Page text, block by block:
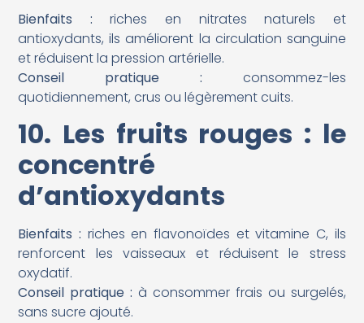
Bienfaits : riches en nitrates naturels et
antioxydants, ils améliorent la circulation sanguine
et réduisent la pression artérielle.
Conseil pratique : consommez-les
quotidiennement, crus ou légèrement cuits.
10. Les fruits rouges : le
concentré
d’antioxydants
Bienfaits : riches en flavonoïdes et vitamine C, ils
renforcent les vaisseaux et réduisent le stress
oxydatif.
Conseil pratique : à consommer frais ou surgelés,
sans sucre ajouté.